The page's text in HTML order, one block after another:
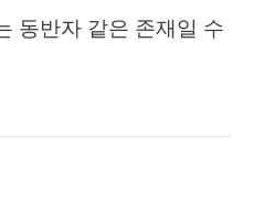
동반자 같은 존재일 수